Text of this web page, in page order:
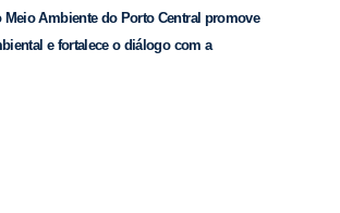
Meio Ambiente do Porto Central promove
e fortalece o diálogo com a